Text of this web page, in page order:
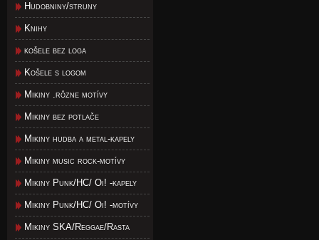
Hudobniny/struny
Knihy
košele bez loga
Košele s logom
Mikiny .rôzne motívy
Mikiny bez potlače
Mikiny hudba a metal-kapely
Mikiny music rock-motívy
Mikiny Punk/HC/ Oi! -kapely
Mikiny Punk/HC/ Oi! -motívy
Mikiny SKA/Reggae/Rasta